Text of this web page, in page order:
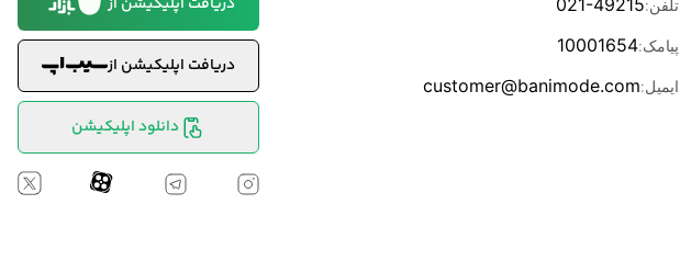
تلفن:
021-49215
پیامک:
10001654
ایمیل:
customer@banimode.com
دریافت اپلیکیشن از
دانلود اپلیکیشن